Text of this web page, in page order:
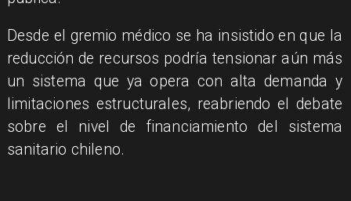
Desde el gremio médico se ha insistido en que la
reducción de recursos podría tensionar aún más
un sistema que ya opera con alta demanda y
limitaciones estructurales, reabriendo el debate
sobre el nivel de financiamiento del sistema
sanitario chileno.